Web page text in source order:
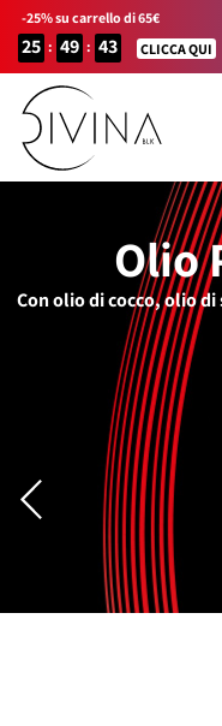
-25% su carrello di 65€
25 : 49 : 43 CLICCA QUI
Olio
Con olio di cocco, olio